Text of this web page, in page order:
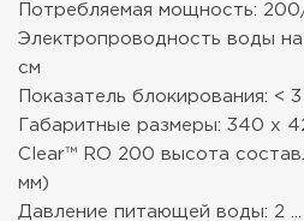
Потребляемая мощность:
Электропроводность воды
см
Показатель блокирования: < 3
Габаритные размеры: 340 x
Clear™ RO 200 высота
мм)
Давление питающей воды: 2